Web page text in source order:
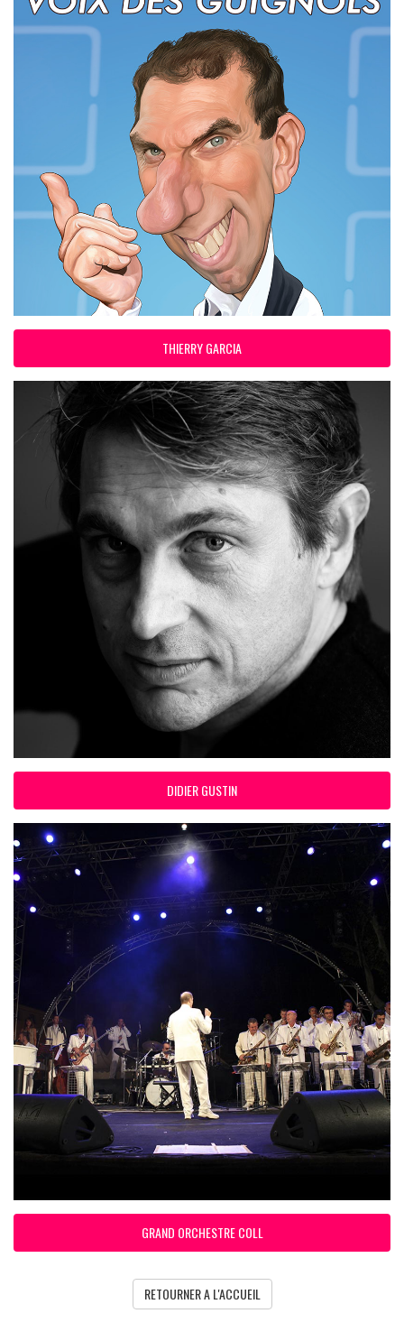
THIERRY GARCIA
DIDIER GUSTIN
GRAND ORCHESTRE COLL
RETOURNER A L'ACCUEIL